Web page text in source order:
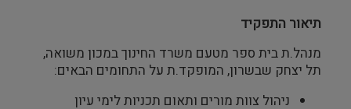
תיאור התפקיד
מנהל.ת בית ספר מטעם משרד החינוך
במכון משואה,
תל יצחק שבשרון, המופקד.ת על התחומים הבאים: